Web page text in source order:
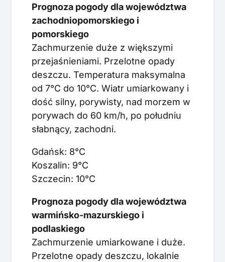
Prognoza pogody dla województwa
zachodniopomorskiego i
pomorskiego
Zachmurzenie duże z większymi
przejaśnieniami. Przelotne opady
deszczu. Temperatura maksymalna
od 7°C do 10°C. Wiatr umiarkowany i
dość silny, porywisty, nad morzem w
porywach do 60 km/h, po południu
słabnący, zachodni.
Gdańsk: 8°C
Koszalin: 9°C
Szczecin: 10°C
Prognoza pogody dla województwa
warmińsko-mazurskiego i
podlaskiego
Zachmurzenie umiarkowane i duże.
Przelotne opady deszczu, lokalnie